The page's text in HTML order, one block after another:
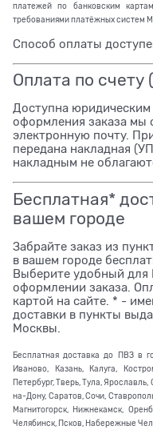
платежей по банковским
требованиями платёжных систем
Способ оплаты
Оплата по
Доступна
оформления заказа мы
электронную почту.
передана накладная
накладным не
Бесплатная*
вашем городе
Забрайте заказ из
в вашем городе
Выберите удобный для
оформлении заказа.
картой на сайте. * -
доставки в пункты
Москвы.
Бесплатная доставка до ПВЗ в
Иваново, Казань, Калуга,
Петербург, Тверь, Тула,
на-Дону, Саратов, Сочи,
Магнитогорск, Нижнекамск,
Челябинск, Псков, Набережные